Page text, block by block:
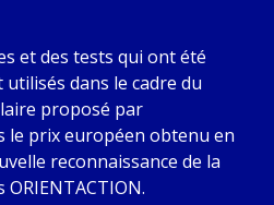
et des tests qui ont été
dans le cadre du
proposé par
le prix européen obtenu en
reconnaissance de la